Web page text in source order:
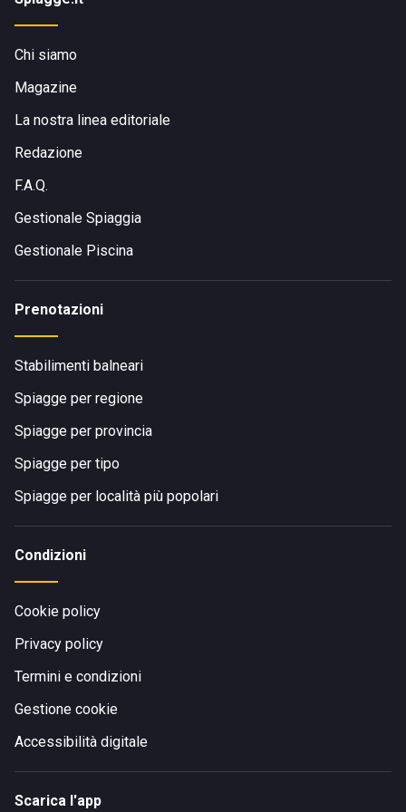
Chi siamo
Magazine
La nostra linea editoriale
Redazione
F.A.Q.
Gestionale Spiaggia
Gestionale Piscina
Prenotazioni
Stabilimenti balneari
Spiagge per regione
Spiagge per provincia
Spiagge per tipo
Spiagge per località più popolari
Condizioni
Cookie policy
Privacy policy
Termini e condizioni
Gestione cookie
Accessibilità digitale
Scarica l'app